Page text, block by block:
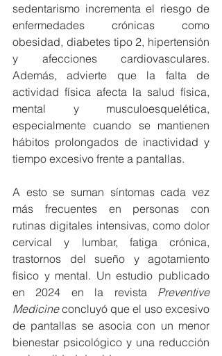
sedentarismo incrementa el riesgo de
enfermedades crónicas como
obesidad, diabetes tipo 2, hipertensión
y afecciones cardiovasculares.
Además, advierte que la falta de
actividad física afecta la salud física,
mental y musculoesquelética,
especialmente cuando se mantienen
hábitos prolongados de inactividad y
tiempo excesivo frente a pantallas.
A esto se suman síntomas cada vez
más frecuentes en personas con
rutinas digitales intensivas, como dolor
cervical y lumbar, fatiga crónica,
trastornos del sueño y agotamiento
físico y mental. Un estudio publicado
en 2024 en la revista Preventive
Medicine concluyó que el uso excesivo
de pantallas se asocia con un menor
bienestar psicológico y una reducción